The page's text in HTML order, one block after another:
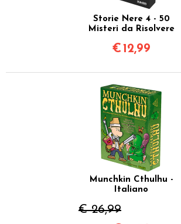
Storie Nere 4 - 50
Misteri da Risolvere
€ 12,99
Munchkin Cthulhu -
Italiano
€ 26,99